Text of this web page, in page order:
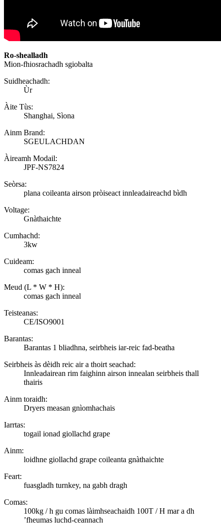
Ro-shealladh
Mion-fhiosrachadh sgiobalta
Suidheachadh:
Ùr
Àite Tùs:
Shanghai, Sìona
Ainm Brand:
SGEULACHDAN
Àireamh Modail:
JPF-NS7824
Seòrsa:
plana coileanta airson pròiseact innleadaireachd bìdh
Voltage:
Gnàthaichte
Cumhachd:
3kw
Cuideam:
comas gach inneal
Meud (L * W * H):
comas gach inneal
Teisteanas:
CE/ISO9001
Barantas:
Barantas 1 bliadhna, seirbheis iar-reic fad-beatha
Seirbheis às dèidh reic air a thoirt seachad:
Innleadairean rim faighinn airson innealan seirbheis thall
thairis
Ainm toraidh:
Dryers measan gnìomhachais
Iarrtas:
togail ionad giollachd grape
Ainm:
loidhne giollachd grape coileanta gnàthaichte
Feart:
fuasgladh turnkey, na gabh dragh
Comas:
100kg / h gu comas làimhseachaidh 100T / H mar a dh
’fheumas luchd-ceannach